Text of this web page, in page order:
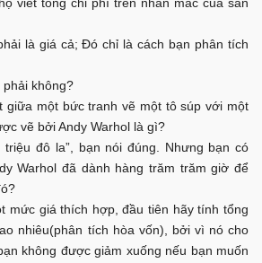
viết tổng chi phí trên nhãn mác của sản
là giá cả; Đó chỉ là cách bạn phân tích
phải không?
giữa một bức tranh vẽ một tô súp với một
vẽ bởi Andy Warhol là gì?
triệu đô la”, bạn nói đúng. Nhưng bạn có
Warhol đã dành hàng trăm trăm giờ để
mức giá thích hợp, đầu tiên hãy tính tổng
nhiêu(phân tích hòa vốn), bởi vì nó cho
không được giảm xuống nếu bạn muốn